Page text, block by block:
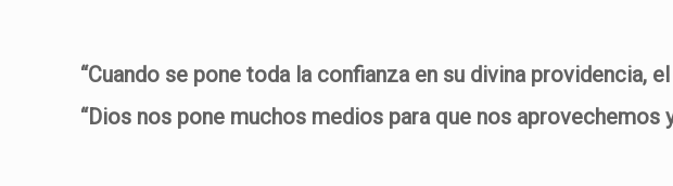
“Cuando se pone toda la confianza en su divina providencia,
“Dios nos pone muchos medios para que nos